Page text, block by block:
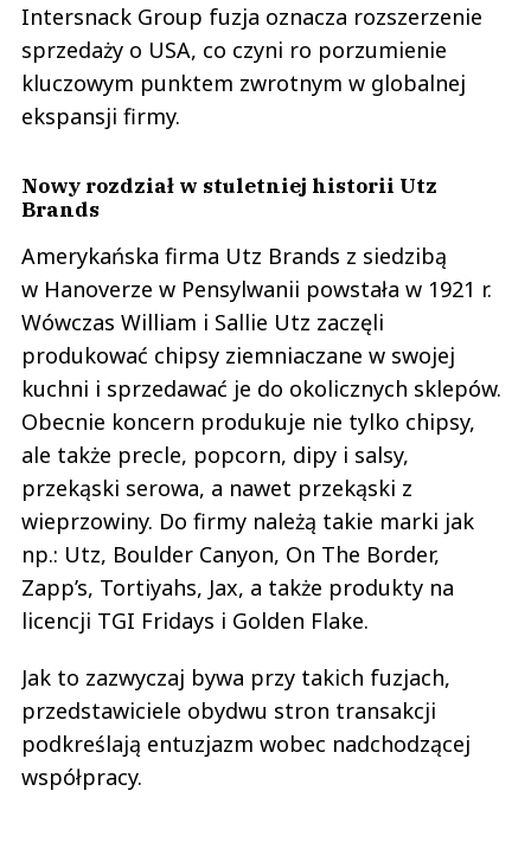
Intersnack Group fuzja oznacza rozszerzenie
sprzedaży o USA, co czyni ro porzumienie
kluczowym punktem zwrotnym w globalnej
ekspansji firmy.
Nowy rozdział w stuletniej historii Utz
Brands
Amerykańska firma Utz Brands z siedzibą
w Hanoverze w Pensylwanii powstała w 1921 r.
Wówczas William i Sallie Utz zaczęli
produkować chipsy ziemniaczane w swojej
kuchni i sprzedawać je do okolicznych sklepów.
Obecnie koncern produkuje nie tylko chipsy,
ale także precle, popcorn, dipy i salsy,
przekąski serowa, a nawet przekąski z
wieprzowiny. Do firmy należą takie marki jak
np.: Utz, Boulder Canyon, On The Border,
Zapp’s, Tortiyahs, Jax, a także produkty na
licencji TGI Fridays i Golden Flake.
Jak to zazwyczaj bywa przy takich fuzjach,
przedstawiciele obydwu stron transakcji
podkreślają entuzjazm wobec nadchodzącej
współpracy.